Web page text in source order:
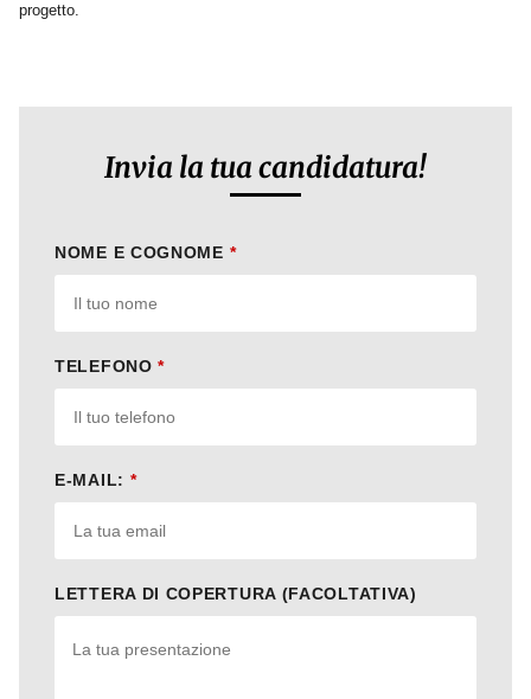
progetto.
Invia la tua candidatura!
NOME E COGNOME *
TELEFONO*
E-MAIL: *
LETTERA DI COPERTURA (FACOLTATIVA)